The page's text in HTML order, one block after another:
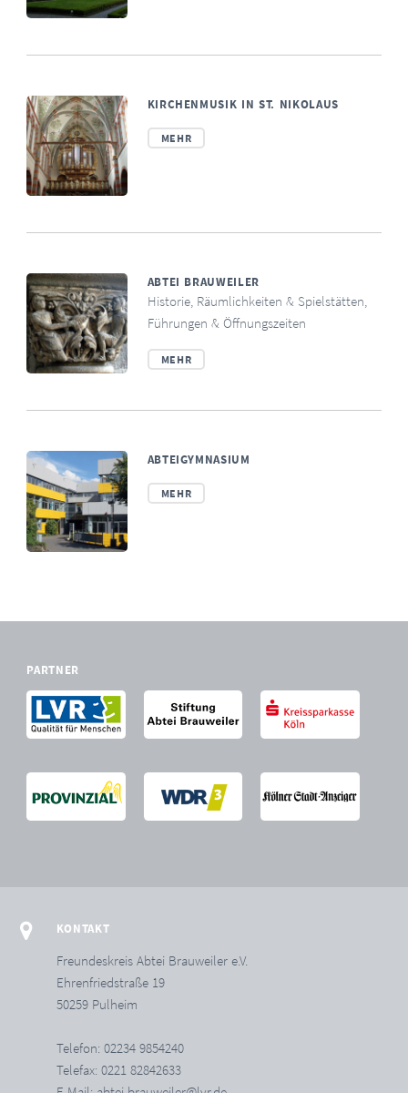
KIRCHENMUSIK IN ST. NIKOLAUS
MEHR
ABTEI BRAUWEILER
Historie, Räumlichkeiten & Spielstätten,
Führungen & Öffnungszeiten
MEHR
ABTEIGYMNASIUM
MEHR
PARTNER
KONTAKT
Freundeskreis Abtei Brauweiler e.V.
Ehrenfriedstraße 19
50259 Pulheim
Telefon: 02234 9854240
Telefax: 0221 82842633